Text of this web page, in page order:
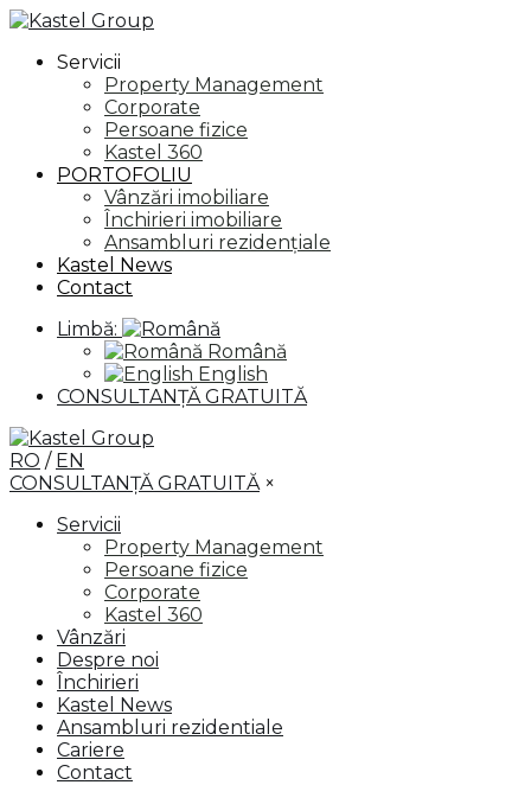
Servicii
Property Management
Corporate
Persoane fizice
Kastel 360
PORTOFOLIU
Vânzări imobiliare
Închirieri imobiliare
Ansambluri rezidențiale
Kastel News
Contact
Limbă:
Română
English
CONSULTANȚĂ GRATUITĂ
RO / EN
CONSULTANȚĂ GRATUITĂ ×
Servicii
Property Management
Persoane fizice
Corporate
Kastel 360
Vânzări
Despre noi
Închirieri
Kastel News
Ansambluri rezidentiale
Cariere
Contact